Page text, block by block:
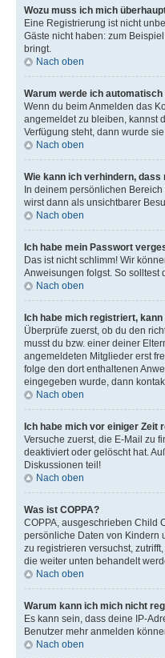
Wozu muss ich mich
Eine Registrierung ist nicht
Gäste nicht haben: zum
bringt.
Nach oben
Warum werde ich
Wenn du beim Anmelden das
angemeldet zu bleiben, kannst
Verfügung steht, dann wurde
Nach oben
Wie kann ich verhindern,
In deinem persönlichen
wirst dann als unsichtbarer
Nach oben
Ich habe mein Passwort
Das ist nicht schlimm! Wir
Anweisungen folgst. So solltest
Nach oben
Ich habe mich registriert,
Überprüfe zuerst, ob du den
musst du bzw. einer deiner
angemeldeten Mitglieder erst
folge den dort enthaltenen
eingegeben wurde, dann
Nach oben
Ich habe mich vor einiger Zeit
Versuche zuerst, die E-Mail zu
deaktiviert oder gelöscht hat.
Diskussionen teil!
Nach oben
Was ist COPPA?
COPPA, ausgeschrieben Child
persönliche Daten von Kindern
zu registrieren versuchst,
die weiter unten behandelt
Nach oben
Warum kann ich mich nicht
Es kann sein, dass deine IP-
Benutzer mehr anmelden
Nach oben